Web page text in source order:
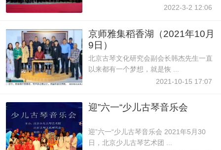
2022-3-2 12:06
京师雅集稻香湖（2021年10月
9日）
北京古琴文化研究会副会长韩杰先生一直
以来都有一个梦想，就是恢 ...
2021-10-15 17:07
迎”六一“少儿古琴音乐会
迎”六一“少儿古琴音乐会 2021年5月30
日，北京少儿古琴艺术团 ...